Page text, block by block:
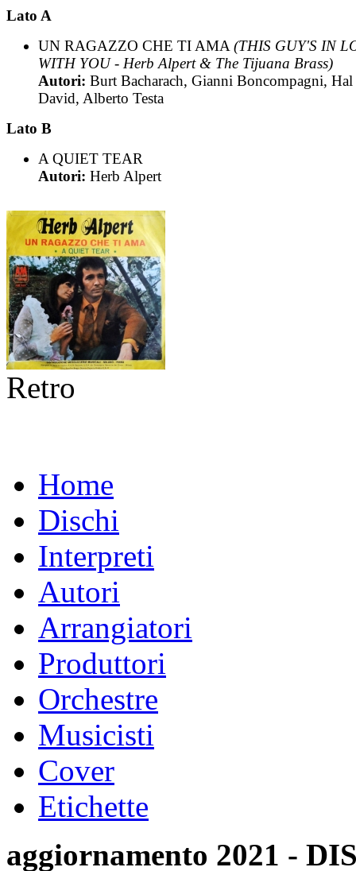
Lato A
UN RAGAZZO CHE TI AMA(THIS GUY'S IN
WITH YOU - Herb Alpert & The Tijuana Brass)
Autori: Burt Bacharach, Gianni Boncompagni, Hal
David, Alberto Testa
Lato B
A QUIET TEAR
Autori: Herb Alpert
Retro
Home
Dischi
Interpreti
Autori
Arrangiatori
Produttori
Orchestre
Musicisti
Cover
Etichette
aggiornamento 2021 -